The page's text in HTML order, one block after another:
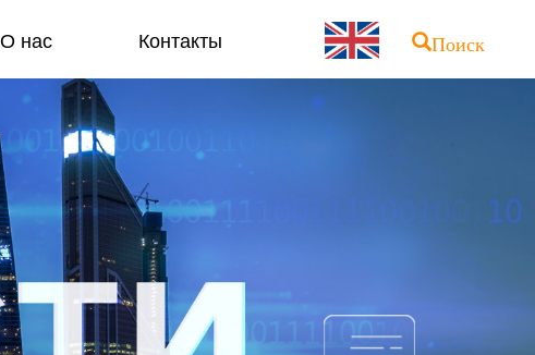
О нас Контакты Поиск